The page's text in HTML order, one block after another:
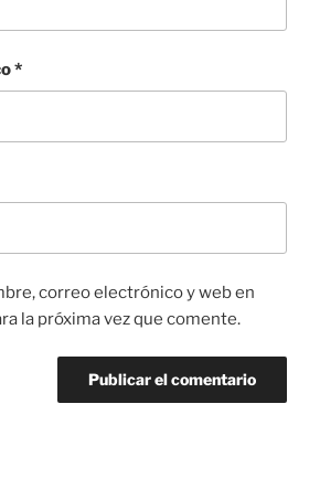
*
correo electrónico y web en
la próxima vez que comente.